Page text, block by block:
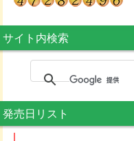
サイト内検索
発売日リスト